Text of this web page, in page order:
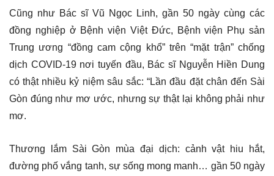
Cũng như Bác sĩ Vũ Ngọc Linh, gần 50 ngày cùng các
đồng nghiệp ở Bệnh viện Việt Đức, Bệnh viện Phụ sản
Trung ương “đồng cam cộng khổ” trên “mặt trận” chống
dịch COVID-19 nơi tuyến đầu, Bác sĩ Nguyễn Hiền Dung
có thật nhiều kỷ niệm sâu sắc: “Lần đầu đặt chân đến Sài
Gòn đúng như mơ ước, nhưng sự thật lại không phải như
mơ.
Thương lắm Sài Gòn mùa đại dịch: cảnh vật hiu hắt,
đường phố vắng tanh, sự sống mong manh… gần 50 ngày